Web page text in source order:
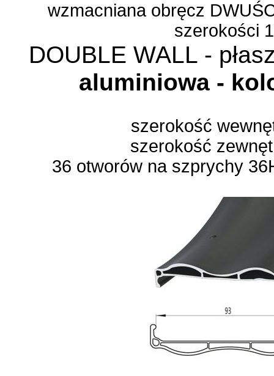
wzmacniana obręcz
szerokości
DOUBLE WALL -
aluminiowa -
szerokość
szerokość
36 otworów na szprychy